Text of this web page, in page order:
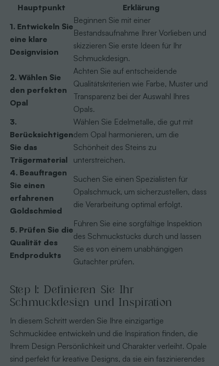
Hauptpunkt
Erklärung
1. Entwickeln Sie
eine klare
Designvision
Beginnen Sie mit einer
Bestandsaufnahme Ihrer Vorlieben und
skizzieren Sie erste Ideen für Ihr
Schmuckdesign.
2. Wählen Sie
den perfekten
Opal
Achten Sie auf entscheidende
Qualitätskriterien wie Farbe, Muster und
Transparenz bei der Auswahl Ihres
Opals.
3.
Berücksichtigen
Sie das
Trägermaterial
Wählen Sie Edelmetalle, die gut mit
dem Opal harmonieren, um die
Schönheit des Steins zu
unterstreichen.
4. Beauftragen
Sie einen
erfahrenen
Goldschmied
Suchen Sie einen Spezialisten für
Opalschmuck, um sicherzustellen, dass
die Verarbeitung optimal erfolgt.
5. Prüfen Sie die
Qualität des
Endprodukts
Führen Sie eine sorgfältige Inspektion
des Schmuckstücks durch und lassen
Sie es von einem unabhängigen
Gutachter prüfen.
Step 1: Definieren Sie Ihr
Schmuckdesign und Inspiration
In diesem Schritt werden Sie Ihre einzigartige
Schmuckidee entwickeln und die Inspiration finden, die
Ihrem Design Persönlichkeit und Charakter verleiht. Opale
sind perfekt für kreative Designs, da sie ein faszinierendes